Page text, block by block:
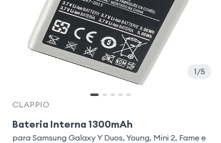
1 5
CLAPPIO
Bateria Interna 1300mAh
para Samsung Galaxy Y Duos, Young, Mini 2, Fame e